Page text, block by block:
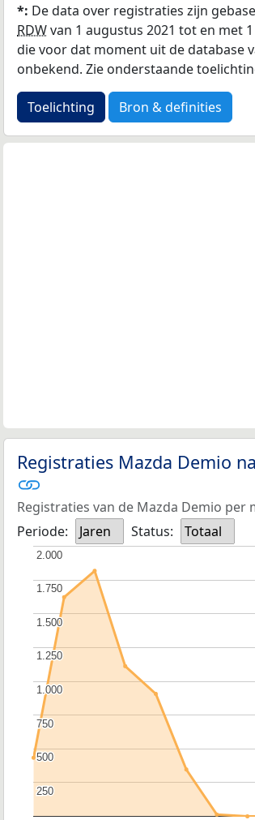
*: De data over registraties zijn
RDWvan 1 augustus 2021 tot en met
die voor dat moment uit de database
onbekend. Zie onderstaande
Toelichting Bron & definities
Registraties Mazda Demio
Registraties van de Mazda Demio per
Periode:
Jaren Status: Totaal
250
250
500
500
750
750
1.000
1.000
1.250
1.250
1.500
1.500
1.750
1.750
2.000
2.000